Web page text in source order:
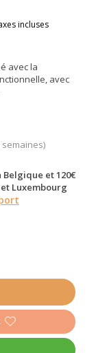
incluses
avec la
avec
évalué à
et 120€
Luxembourg